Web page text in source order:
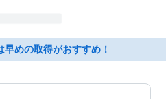
めの取得がおすすめ！